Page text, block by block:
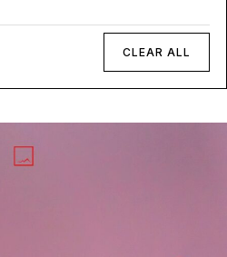
CLEAR ALL